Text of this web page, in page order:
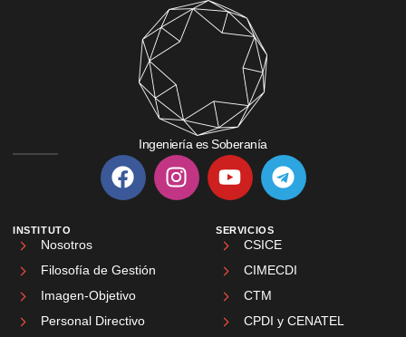
Ingeniería es Soberanía
INSTITUTO
Nosotros
Filosofía de Gestión
Imagen-Objetivo
Personal Directivo
SERVICIOS
CSICE
CIMECDI
CTM
CPDI y CENATEL